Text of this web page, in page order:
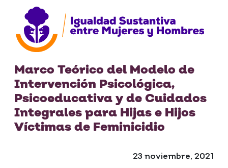
Marco Teórico del Modelo de
Intervención Psicológica,
Psicoeducativa y de Cuidados
Integrales para Hijas e Hijos
Víctimas de Feminicidio
23 noviembre, 2021